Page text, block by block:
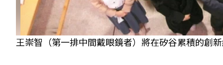
王崇智（第一排中間戴眼鏡者）將在矽谷累積的創